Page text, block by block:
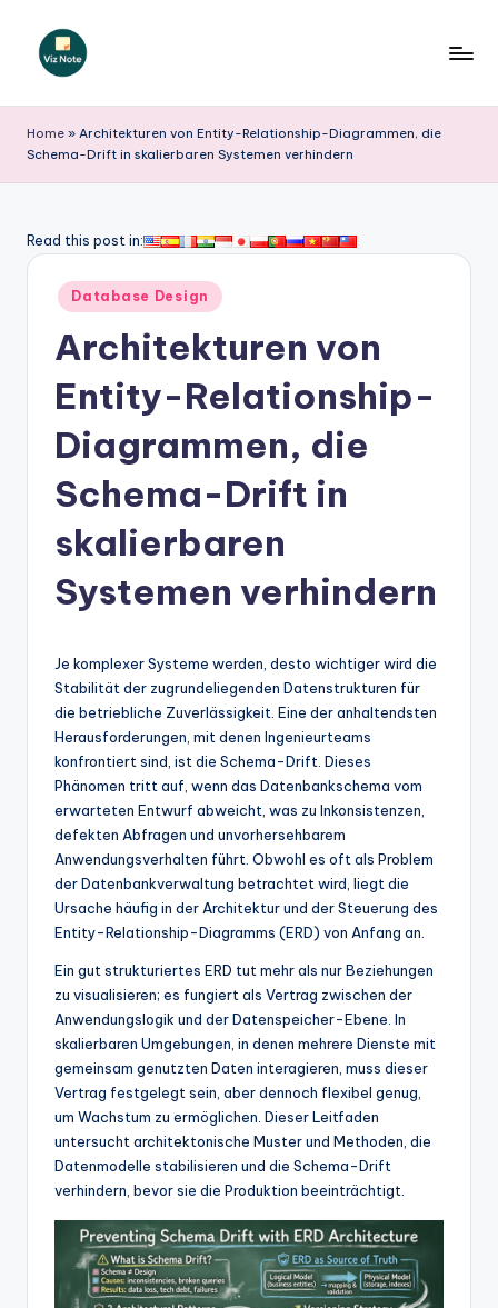
iz
N
t
m
si
&
S
o
ft
w
In
d
Home » Architekturen von Entity-Relationship-Diagrammen, die
Schema-Drift in skalierbaren Systemen verhindern
Read this post in:
Posted
in
Database Design
Architekturen von
Entity-Relationship-
Diagrammen, die
Schema-Drift in
skalierbaren
Systemen verhindern
Je komplexer Systeme werden, desto wichtiger wird die
Stabilität der zugrundeliegenden Datenstrukturen für
die betriebliche Zuverlässigkeit. Eine der anhaltendsten
Herausforderungen, mit denen Ingenieurteams
konfrontiert sind, ist die Schema-Drift. Dieses
Phänomen tritt auf, wenn das Datenbankschema vom
erwarteten Entwurf abweicht, was zu Inkonsistenzen,
defekten Abfragen und unvorhersehbarem
Anwendungsverhalten führt. Obwohl es oft als Problem
der Datenbankverwaltung betrachtet wird, liegt die
Ursache häufig in der Architektur und der Steuerung des
Entity-Relationship-Diagramms (ERD) von Anfang an.
Ein gut strukturiertes ERD tut mehr als nur Beziehungen
zu visualisieren; es fungiert als Vertrag zwischen der
Anwendungslogik und der Datenspeicher-Ebene. In
skalierbaren Umgebungen, in denen mehrere Dienste mit
gemeinsam genutzten Daten interagieren, muss dieser
Vertrag festgelegt sein, aber dennoch flexibel genug,
um Wachstum zu ermöglichen. Dieser Leitfaden
untersucht architektonische Muster und Methoden, die
Datenmodelle stabilisieren und die Schema-Drift
verhindern, bevor sie die Produktion beeinträchtigt.